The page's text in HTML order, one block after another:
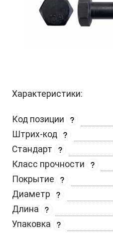
Характеристики:
Код позиции
Штрих-код
Стандарт
Класс прочности
Покрытие
Диаметр
Длина
Упаковка